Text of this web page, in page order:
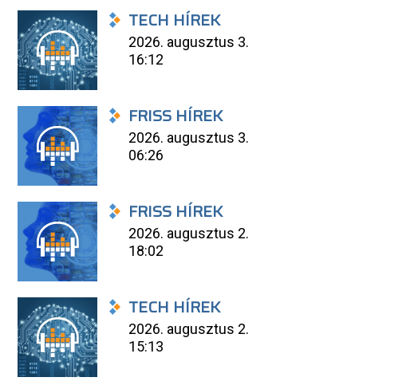
TECH HÍREK
2026. augusztus 3.
16:12
FRISS HÍREK
2026. augusztus 3.
06:26
FRISS HÍREK
2026. augusztus 2.
18:02
TECH HÍREK
2026. augusztus 2.
15:13